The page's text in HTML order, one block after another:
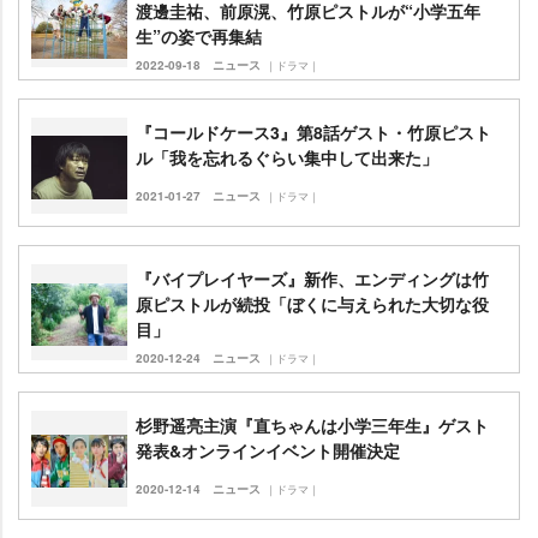
渡邊圭祐、前原滉、竹原ピストルが“小学五年
生”の姿で再集結
2022-09-18 ニュース ｜ドラマ｜
『コールドケース3』第8話ゲスト・竹原ピスト
ル「我を忘れるぐらい集中して出来た」
2021-01-27 ニュース ｜ドラマ｜
『バイプレイヤーズ』新作、エンディングは竹
原ピストルが続投「ぼくに与えられた大切な役
目」
2020-12-24 ニュース ｜ドラマ｜
杉野遥亮主演『直ちゃんは小学三年生』ゲスト
発表&オンラインイベント開催決定
2020-12-14 ニュース ｜ドラマ｜